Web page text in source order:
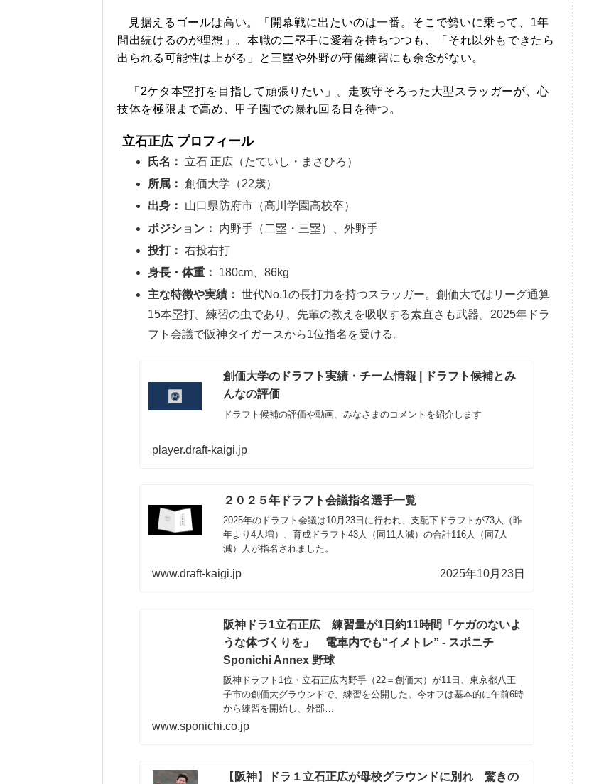
見据えるゴールは高い。「開幕戦に出たいのは一番。そこで勢いに乗って、1年
間出続けるのが理想」。本職の二塁手に愛着を持ちつつも、「それ以外もできたら
出られる可能性は上がる」と三塁や外野の守備練習にも余念がない。
「2ケタ本塁打を目指して頑張りたい」。走攻守そろった大型スラッガーが、心
技体を極限まで高め、甲子園での暴れ回る日を待つ。
立石正広 プロフィール
氏名：
立石 正広（たていし・まさひろ）
所属： 創価大学（22歳）
出身：
山口県防府市（高川学園高校卒）
ポジション：
内野手（二塁・三塁）、外野手
投打： 右投右打
身長・体重：
180cm、86kg
主な特徴や実績： 世代No.1の長打力を持つスラッガー。創価大ではリーグ通算
15本塁打。練習の虫であり、先輩の教えを吸収する素直さも武器。2025年ドラ
フト会議で阪神タイガースから1位指名を受ける。
創価大学のドラフト実績・チーム情報 | ドラフト候補とみ
んなの評価
ドラフト候補の評価や動画、みなさまのコメントを紹介します
player.draft-kaigi.jp
２０２５年ドラフト会議指名選手一覧
2025年のドラフト会議は10月23日に行われ、支配下ドラフトが73人（昨
年より4人増）、育成ドラフト43人（同11人減）の合計116人（同7人
減）人が指名されました。
www.draft-kaigi.jp 2025年10月23日
阪神ドラ1立石正広 練習量が1日約11時間「ケガのないよ
うな体づくりを」 電車内でも“イメトレ” - スポニチ
Sponichi Annex 野球
阪神ドラフト1位・立石正広内野手（22＝創価大）が11日、東京都八王
子市の創価大グラウンドで、練習を公開した。今オフは基本的に午前6時
から練習を開始し、外部…
www.sponichi.co.jp
【阪神】ドラ１立石正広が母校グラウンドに別れ 驚きの